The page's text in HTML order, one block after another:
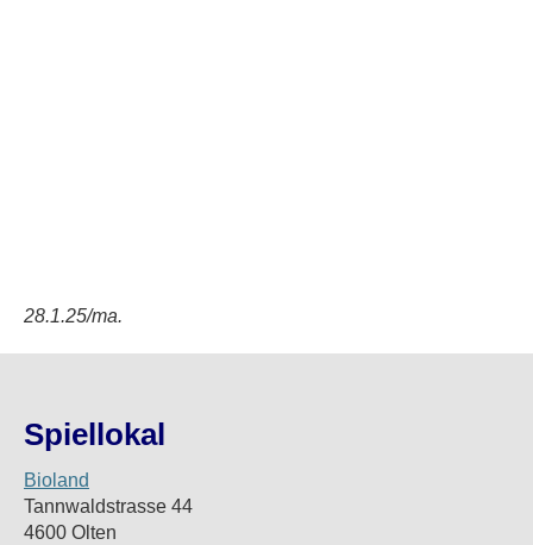
28.1.25/ma.
Spiellokal
Bioland
Tannwaldstrasse 44
4600 Olten